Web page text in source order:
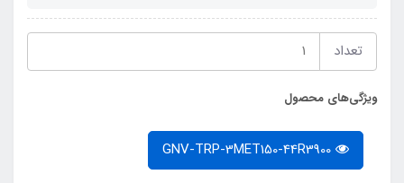
تعداد
ویژگی‌های محصول